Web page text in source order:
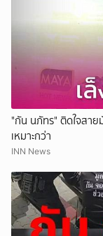
"กัน นภัทร" ติดใจสาย
เหมาะกว่า
INN News